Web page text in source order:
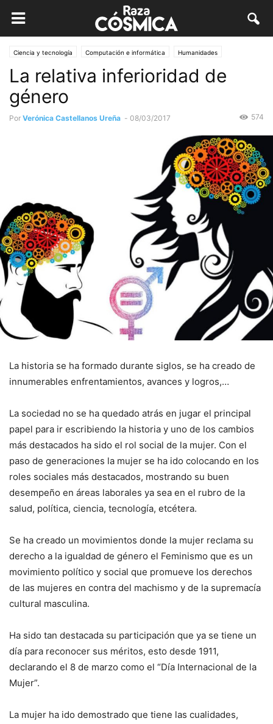
Ciencia y tecnología Computación e informática Humanidades
La relativa inferioridad de
género
Por Verónica Castellanos Ureña - 08/03/2017 574
La historia se ha formado durante siglos, se ha creado de
innumerables enfrentamientos, avances y logros,…
La sociedad no se ha quedado atrás en jugar el principal
papel para ir escribiendo la historia y uno de los cambios
más destacados ha sido el rol social de la mujer. Con el
paso de generaciones la mujer se ha ido colocando en los
roles sociales más destacados, mostrando su buen
desempeño en áreas laborales ya sea en el rubro de la
salud, política, ciencia, tecnología, etcétera.
Se ha creado un movimientos donde la mujer reclama su
derecho a la igualdad de género el Feminismo que es un
movimiento político y social que promueve los derechos
de las mujeres en contra del machismo y de la supremacía
cultural masculina.
Ha sido tan destacada su participación que ya se tiene un
día para reconocer sus méritos, esto desde 1911,
declarando el 8 de marzo como el “Día Internacional de la
Mujer”.
La mujer ha ido demostrado que tiene las cualidades,